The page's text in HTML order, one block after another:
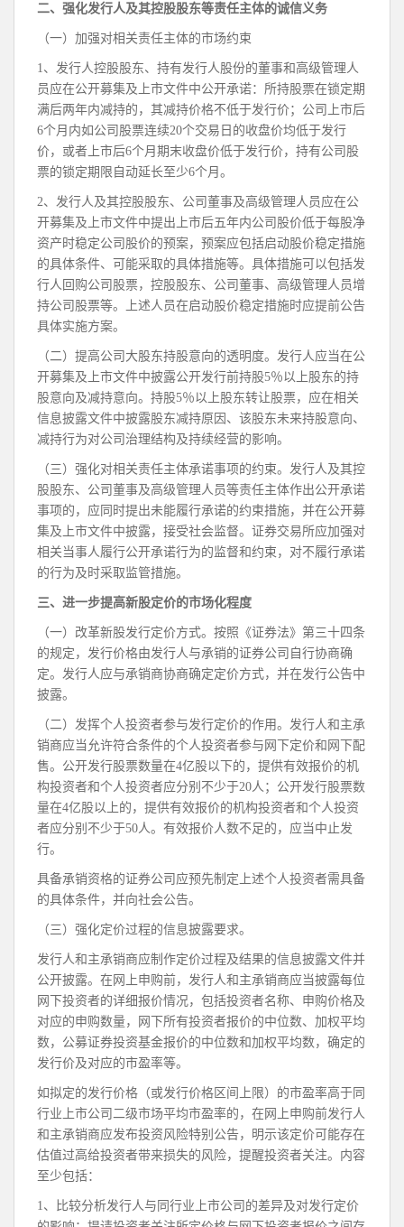
二、强化发行人及其控股股东等责任主体的诚信义务
（一）加强对相关责任主体的市场约束
1、发行人控股股东、持有发行人股份的董事和高级管理人
员应在公开募集及上市文件中公开承诺：所持股票在锁定期
满后两年内减持的，其减持价格不低于发行价；公司上市后
6个月内如公司股票连续20个交易日的收盘价均低于发行
价，或者上市后6个月期末收盘价低于发行价，持有公司股
票的锁定期限自动延长至少6个月。
2、发行人及其控股股东、公司董事及高级管理人员应在公
开募集及上市文件中提出上市后五年内公司股价低于每股净
资产时稳定公司股价的预案，预案应包括启动股价稳定措施
的具体条件、可能采取的具体措施等。具体措施可以包括发
行人回购公司股票，控股股东、公司董事、高级管理人员增
持公司股票等。上述人员在启动股价稳定措施时应提前公告
具体实施方案。
（二）提高公司大股东持股意向的透明度。发行人应当在公
开募集及上市文件中披露公开发行前持股5％以上股东的持
股意向及减持意向。持股5％以上股东转让股票，应在相关
信息披露文件中披露股东减持原因、该股东未来持股意向、
减持行为对公司治理结构及持续经营的影响。
（三）强化对相关责任主体承诺事项的约束。发行人及其控
股股东、公司董事及高级管理人员等责任主体作出公开承诺
事项的，应同时提出未能履行承诺的约束措施，并在公开募
集及上市文件中披露，接受社会监督。证券交易所应加强对
相关当事人履行公开承诺行为的监督和约束，对不履行承诺
的行为及时采取监管措施。
三、进一步提高新股定价的市场化程度
（一）改革新股发行定价方式。按照《证券法》第三十四条
的规定，发行价格由发行人与承销的证券公司自行协商确
定。发行人应与承销商协商确定定价方式，并在发行公告中
披露。
（二）发挥个人投资者参与发行定价的作用。发行人和主承
销商应当允许符合条件的个人投资者参与网下定价和网下配
售。公开发行股票数量在4亿股以下的，提供有效报价的机
构投资者和个人投资者应分别不少于20人；公开发行股票数
量在4亿股以上的，提供有效报价的机构投资者和个人投资
者应分别不少于50人。有效报价人数不足的，应当中止发
行。
具备承销资格的证券公司应预先制定上述个人投资者需具备
的具体条件，并向社会公告。
（三）强化定价过程的信息披露要求。
发行人和主承销商应制作定价过程及结果的信息披露文件并
公开披露。在网上申购前，发行人和主承销商应当披露每位
网下投资者的详细报价情况，包括投资者名称、申购价格及
对应的申购数量，网下所有投资者报价的中位数、加权平均
数，公募证券投资基金报价的中位数和加权平均数，确定的
发行价及对应的市盈率等。
如拟定的发行价格（或发行价格区间上限）的市盈率高于同
行业上市公司二级市场平均市盈率的，在网上申购前发行人
和主承销商应发布投资风险特别公告，明示该定价可能存在
估值过高给投资者带来损失的风险，提醒投资者关注。内容
至少包括：
1、比较分析发行人与同行业上市公司的差异及对发行定价